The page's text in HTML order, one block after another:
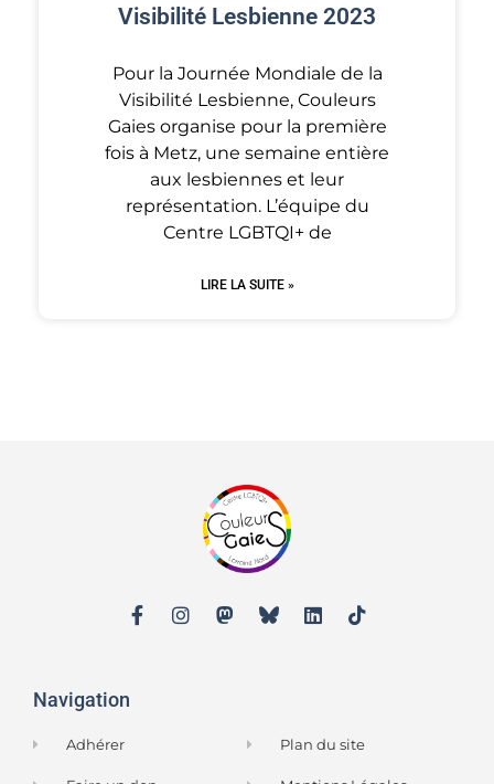
Visibilité Lesbienne 2023
Pour la Journée Mondiale de la
Visibilité Lesbienne, Couleurs
Gaies organise pour la première
fois à Metz, une semaine entière
aux lesbiennes et leur
représentation. L’équipe du
Centre LGBTQI+ de
LIRE LA SUITE »
Navigation
Adhérer Plan du site